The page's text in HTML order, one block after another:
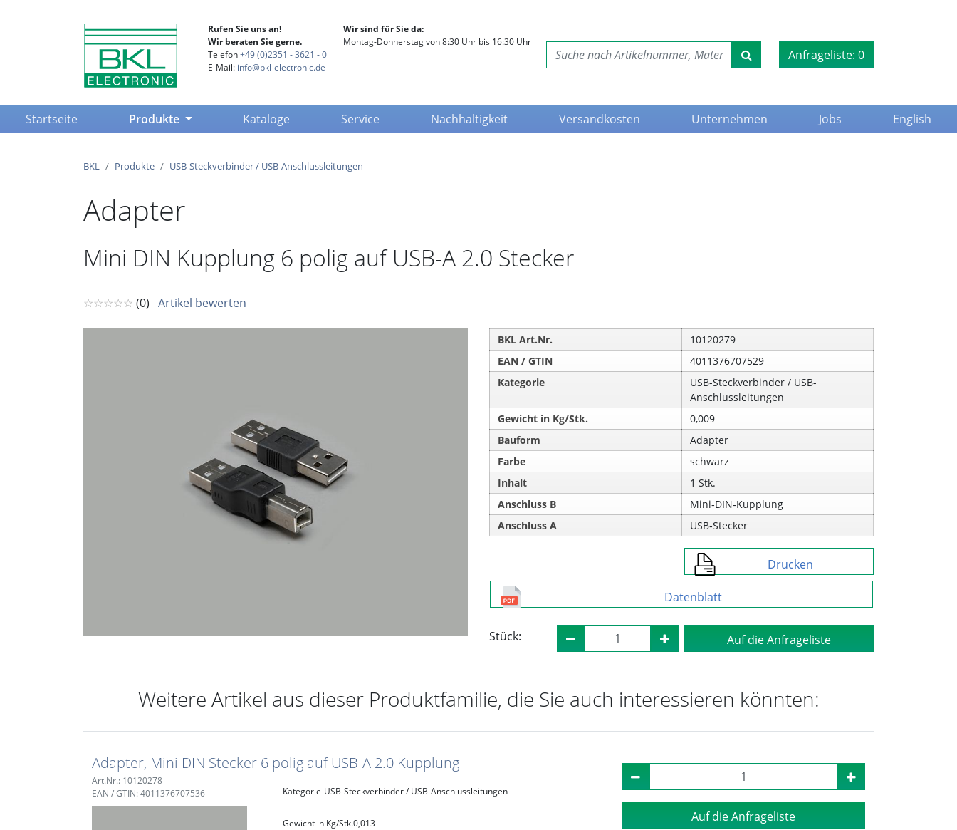
Rufen Sie uns an!
Wir beraten Sie gerne.
Telefon+49 (0)2351 - 3621 - 0
E-Mail: info@bkl-electronic.de
Wir sind für Sie da:
Montag-Donnerstag von 8:30 Uhr bis 16:30 Uhr
Anfrageliste: 0
Startseite(current) Produkte Kataloge Service Nachhaltigkeit Versandkosten Unternehmen Jobs English
BKL Produkte USB-Steckverbinder / USB-Anschlussleitungen
Adapter
Mini DIN Kupplung 6 polig auf USB-A 2.0 Stecker
☆☆☆☆☆ (0) Artikel bewerten
BKL Art.Nr.
10120279
EAN / GTIN
4011376707529
Kategorie
USB-Steckverbinder / USB-
Anschlussleitungen
Gewicht in Kg/Stk.
0,009
Bauform
Adapter
Farbe
schwarz
Inhalt
1 Stk.
Anschluss B
Mini‑DIN‑Kupplung
Anschluss A
USB‑Stecker
Drucken
Datenblatt
Stück: Auf die Anfrageliste
Weitere Artikel aus dieser Produktfamilie, die Sie auch interessieren könnten:
Adapter, Mini DIN Stecker 6 polig auf USB-A 2.0 Kupplung
Art.Nr.: 10120278
EAN / GTIN: 4011376707536
Kategorie USB-Steckverbinder / USB-Anschlussleitungen
Gewicht in Kg/Stk.0,013 Auf die Anfrageliste